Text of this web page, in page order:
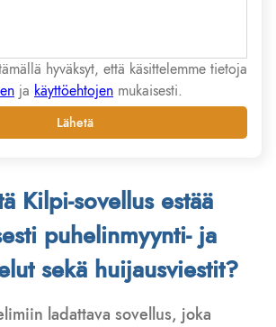
hyväksyt, että käsittelemme tietoja
ja käyttöehtojen mukaisesti.
Lähetä
Kilpi-sovellus estää
puhelinmyynti- ja
sekä huijausviestit?
ladattava sovellus, joka